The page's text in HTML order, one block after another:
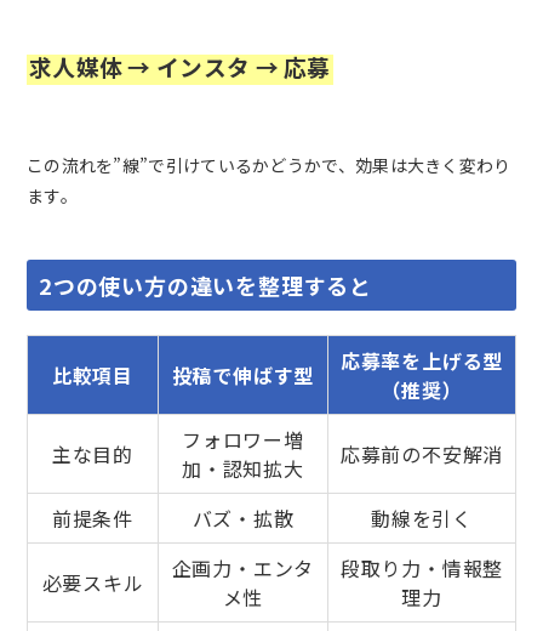
求人媒体 → インスタ → 応募
この流れを”線”で引けているかどうかで、効果は大きく変わり
ます。
2つの使い方の違いを整理すると
比較項目 投稿で伸ばす型
応募率を上げる型
（推奨）
主な目的
フォロワー増
加・認知拡大
応募前の不安解消
前提条件 バズ・拡散 動線を引く
必要スキル
企画力・エンタ
メ性
段取り力・情報整
理力